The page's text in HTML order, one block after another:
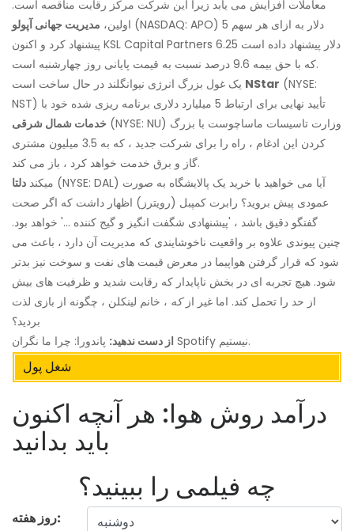
معاملات افزایش می یابد زیرا این شرکت مرکز رقابت مناقصه است.
اولین، مدیریت جهانی آپولو
(NASDAQ: APO) 5 دلار به ازای هر سهم
پیشنهاد کرد و اکنون KSL Capital Partners 6.25 دلار پیشنهاد داده است
که با حق بیمه 9.6 درصد نسبت به قیمت پایانی روز چهارشنبه است.
NStar (NYSE:
NST) تأیید نهایی برای ارتباط 5 میلیارد دلاری برنامه ریزی شده خود با
خدمات شمال شرقی (NYSE: NU) وزارت تاسیسات ماساچوست با بزرگ
کردن این ادغام ، راه را برای شرکت جدید ، که به 3.5 میلیون مشتری
گاز و برق خدمت خواهد کرد ، باز می کند.
میکند دلتا
(NYSE: DAL) آیا می خواهید با خرید یک پالایشگاه به صورت
عمودی پیش بروید؟ رابرت کمپبل (رویترز) اظهار داشت که اگر صحت
گفتگو دقیق باشد ، 'پیشنهادی شگفت انگیز و گیج کننده ...' خواهد بود.
چنین پیوندی علاوه بر واقعیت ناخوشایندی که مدیریت آن دارد ، باعث می
شود که قرار گرفتن هواپیما در معرض قیمت های نفت و سوخت نیز بدتر
شود. هیچ تجربه ای در بخش ناپایدار که رقابت شدید و ظرفیت های بیش
از حد را تحمل کند. اما غیر ازکه ، خانم لینکلن ، چگونه از بازی لذت
بردید؟
از دست ندهید:
پاندورا: چرا ما نگران Spotify نیستیم.
شغل پول
درآمد روش هوا: هر آنچه اکنون
باید بدانید
چه فیلمی را ببینید؟
روز هفته: